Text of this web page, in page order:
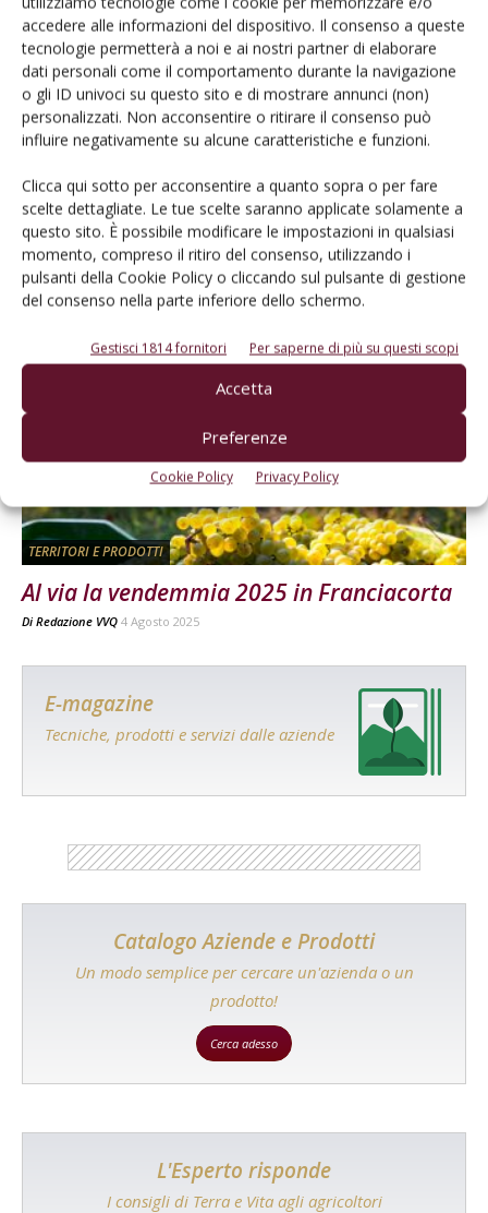
accedere alle informazioni del dispositivo. Il consenso a queste
tecnologie permetterà a noi e ai nostri partner di elaborare
dati personali come il comportamento durante la navigazione
o gli ID univoci su questo sito e di mostrare annunci (non)
personalizzati. Non acconsentire o ritirare il consenso può
influire negativamente su alcune caratteristiche e funzioni.
Clicca qui sotto per acconsentire a quanto sopra o per fare
scelte dettagliate. Le tue scelte saranno applicate solamente a
questo sito. È possibile modificare le impostazioni in qualsiasi
momento, compreso il ritiro del consenso, utilizzando i
pulsanti della Cookie Policy o cliccando sul pulsante di gestione
del consenso nella parte inferiore dello schermo.
Gestisci 1814 fornitori Per saperne di più su questi scopi
Accetta
Preferenze
Cookie Policy Privacy Policy
TERRITORI E PRODOTTI
Al via la vendemmia 2025 in Sicilia
DiRedazione VVQ 5 Agosto 2025
TERRITORI E PRODOTTI
Al via la vendemmia 2025 in Franciacorta
Di Redazione VVQ 4 Agosto 2025
E-magazine
Tecniche, prodotti e servizi dalle aziende
Catalogo Aziende e Prodotti
Un modo semplice per cercare un'azienda o un
prodotto!
Cerca adesso
L'Esperto risponde
I consigli di Terra e Vita agli agricoltori